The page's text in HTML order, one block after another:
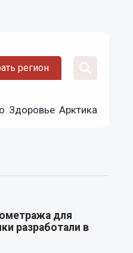
регион
Здоровье Арктика
для
разработали в